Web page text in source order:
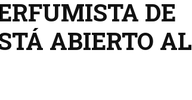
DE
ABIERTO AL